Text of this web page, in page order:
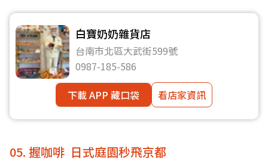
白寶奶奶雜貨店
台南市北區大武街599號
0987-185-586
下載 APP 藏口袋
看店家資訊
05. 握咖啡 日式庭園秒飛京都